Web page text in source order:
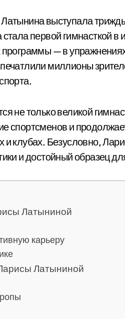
выступала
первой гимнасткой в
— в
миллионы
не только великой
спортсменов и
клубах. Безусловно,
и достойный образец
Латыниной
карьеру
Латыниной